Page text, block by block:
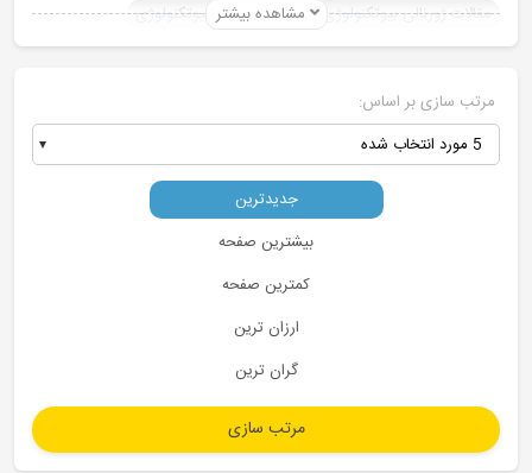
مشاهده بیشتر
مقالات ژورنالی بیوتکنولوژی
مقالات مروری بیوتکنولوژی
مرتب سازی بر اساس:
5 مورد انتخاب شده
جدیدترین
بیشترین صفحه
کمترین صفحه
ارزان ترین
گران ترین